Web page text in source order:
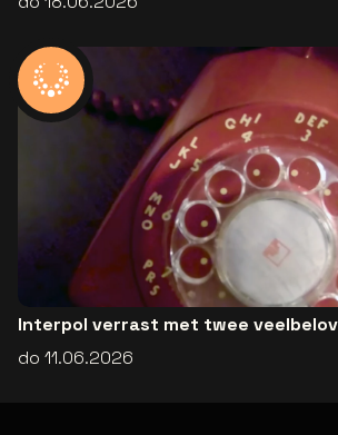
Interpol verrast met twee
do 11.06.2026